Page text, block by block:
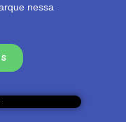
nessa